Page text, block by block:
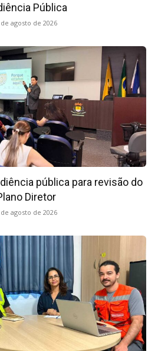
Pública
agosto de 2026
pública para revisão do
Diretor
de agosto de 2026